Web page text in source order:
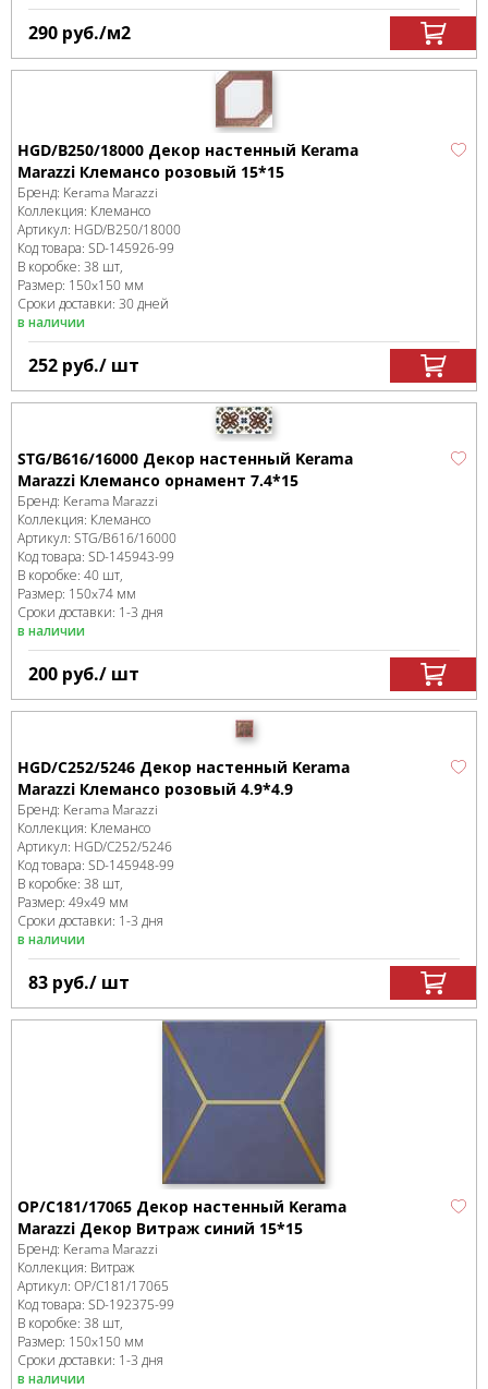
290 руб./м2
HGD/B250/18000 Декор настенный Kerama
Marazzi Клемансо розовый 15*15
Бренд: Kerama Marazzi
Коллекция: Клемансо
Артикул: HGD/B250/18000
Код товара: SD-145926-99
В коробке: 38 шт,
Размер: 150x150 мм
Сроки доставки: 30 дней
в наличии
252 руб./ шт
STG/B616/16000 Декор настенный Kerama
Marazzi Клемансо орнамент 7.4*15
Бренд: Kerama Marazzi
Коллекция: Клемансо
Артикул: STG/B616/16000
Код товара: SD-145943-99
В коробке: 40 шт,
Размер: 150x74 мм
Сроки доставки: 1-3 дня
в наличии
200 руб./ шт
HGD/C252/5246 Декор настенный Kerama
Marazzi Клемансо розовый 4.9*4.9
Бренд: Kerama Marazzi
Коллекция: Клемансо
Артикул: HGD/C252/5246
Код товара: SD-145948-99
В коробке: 38 шт,
Размер: 49x49 мм
Сроки доставки: 1-3 дня
в наличии
83 руб./ шт
OP/C181/17065 Декор настенный Kerama
Marazzi Декор Витраж синий 15*15
Бренд: Kerama Marazzi
Коллекция: Витраж
Артикул: OP/C181/17065
Код товара: SD-192375-99
В коробке: 38 шт,
Размер: 150x150 мм
Сроки доставки: 1-3 дня
в наличии